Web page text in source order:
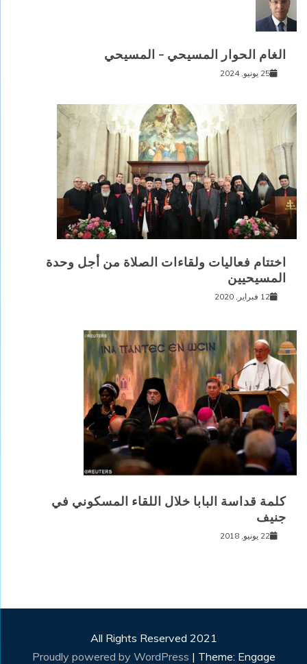
الغام الحوار المسيحي – المسيحي
25 يونيو, 2024
اختتام فعاليات ولقاءات الصلاة من أجل وحدة
المسيحيين
12 فبراير, 2020
كلمة قداسة البابا خلال اللقاء المسكوني في
جنيف
22 يونيو, 2018
All Rights Reserved 2021
Proudly powered by WordPress | Theme: Engage